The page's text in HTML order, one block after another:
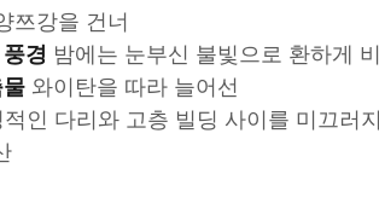
쯔강을 건너
경 밤에는 눈부신 불빛으로 환하게
와이탄을 따라 늘어선
인 다리와 고층 빌딩 사이를 미끄러